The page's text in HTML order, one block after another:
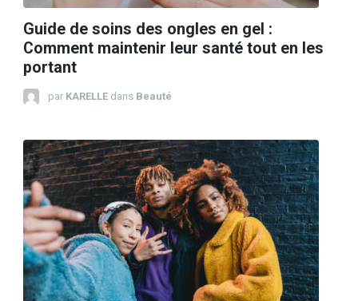
Guide de soins des ongles en gel :
Comment maintenir leur santé tout en les
portant
par KARELLE dans Beauté